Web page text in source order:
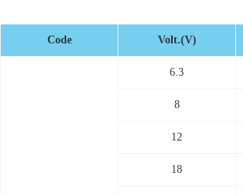
Code Volt.(V)
6.3
8
12
18